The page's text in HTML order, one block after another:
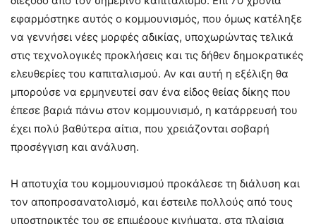
εφαρμόστηκε αυτός ο κομμουνισμός, που όμως κατέληξε
να γεννήσει νέες μορφές αδικίας, υποχωρώντας τελικά
στις τεχνολογικές προκλήσεις και τις δήθεν δημοκρατικές
ελευθερίες του καπιταλισμού. Αν και αυτή η εξέλιξη θα
μπορούσε να ερμηνευτεί σαν ένα είδος θείας δίκης που
έπεσε βαριά πάνω στον κομμουνισμό, η κατάρρευσή του
έχει πολύ βαθύτερα αίτια, που χρειάζονται σοβαρή
προσέγγιση και ανάλυση.
Η αποτυχία του κομμουνισμού προκάλεσε τη διάλυση και
τον αποπροσανατολισμό, και έστειλε πολλούς από τους
υποστηρικτές του σε επιμέρους κινήματα, στα πλαίσια